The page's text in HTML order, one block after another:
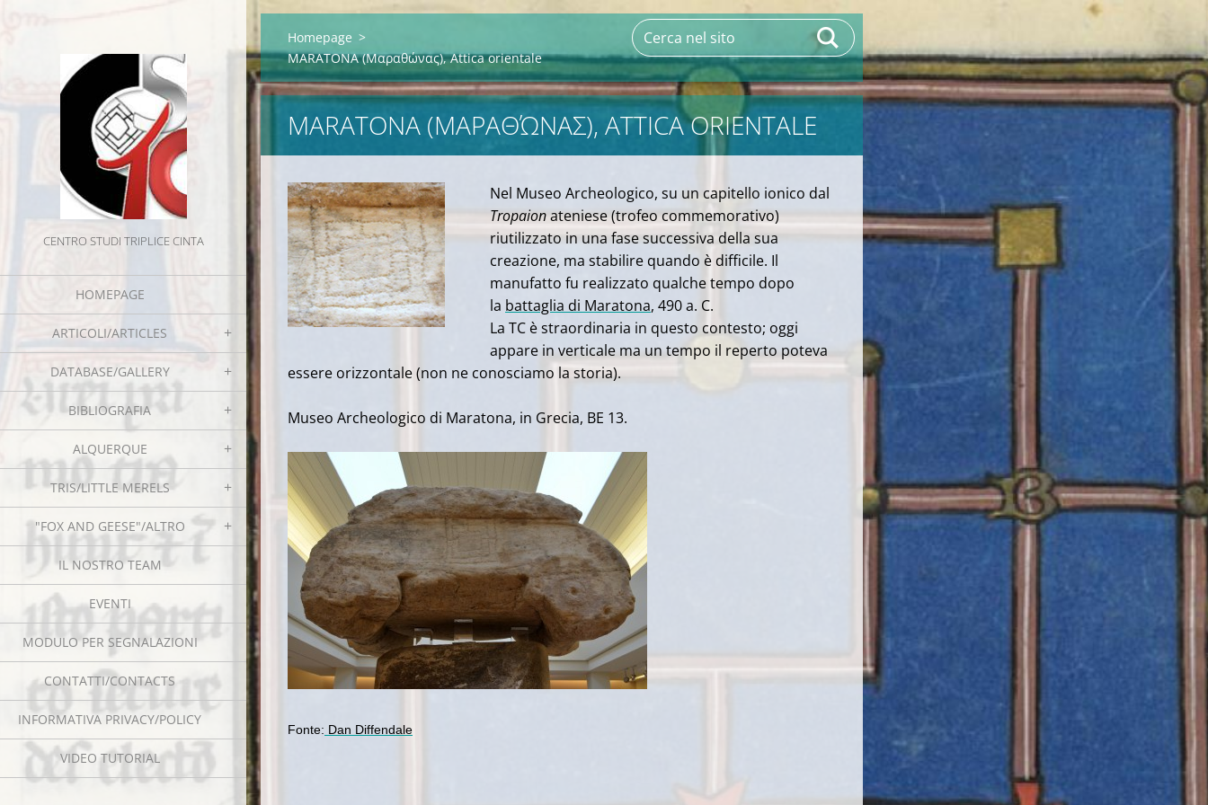
CENTRO STUDI TRIPLICE CINTA
HOMEPAGE
ARTICOLI/ARTICLES
DATABASE/GALLERY
BIBLIOGRAFIA
ALQUERQUE
TRIS/LITTLE MERELS
"FOX AND GEESE"/ALTRO
IL NOSTRO TEAM
EVENTI
MODULO PER SEGNALAZIONI
CONTATTI/CONTACTS
INFORMATIVA PRIVACY/POLICY
VIDEO TUTORIAL
Homepage >
MARATONA (Μαραθώνας), Attica orientale
MARATONA (ΜΑΡΑΘΏΝΑΣ), ATTICA ORIENTALE
Nel Museo Archeologico, su un capitello ionico dal
Tropaionateniese (trofeo commemorativo)
riutilizzato in una fase successiva della sua
creazione, ma stabilire quando è difficile. Il
manufatto fu realizzato qualche tempo dopo
la battaglia di Maratona, 490a. C.
La TC è straordinaria in questo contesto; oggi
appare in verticale ma un tempo il reperto poteva
essere orizzontale (non ne conosciamo la storia).
Museo Archeologico di Maratona, in Grecia, BE 13.
Fonte: Dan Diffendale